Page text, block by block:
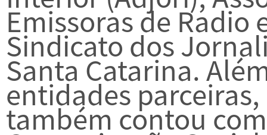
Emissoras de Radio
Sindicato dos
Santa Catarina.
entidades
também contou